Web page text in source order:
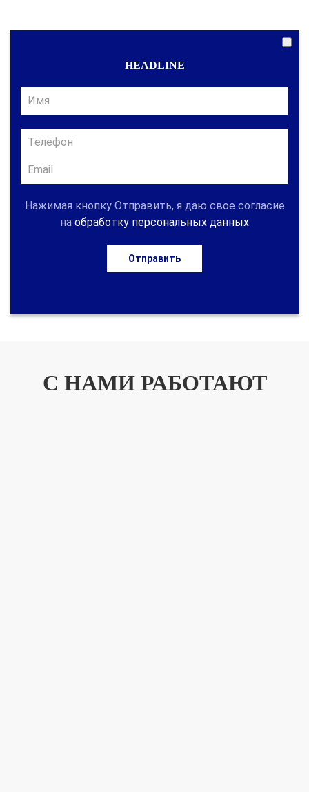
HEADLINE
Нажимая кнопку Отправить, я даю свое согласие
на обработку персональных данных
Отправить
С НАМИ РАБОТАЮТ